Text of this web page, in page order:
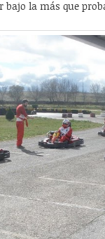
bajo la más que